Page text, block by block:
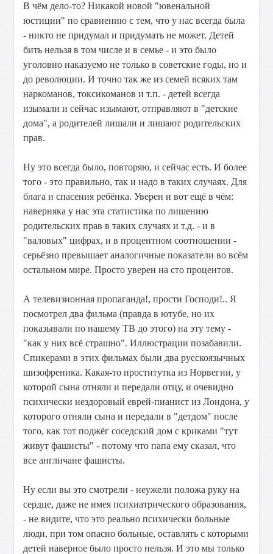
В чём дело-то? Никакой новой "ювенальной
юстиции" по сравнению с тем, что у нас всегда была
- никто не придумал и придумать не может. Детей
бить нельзя в том числе и в семье - и это было
уголовно наказуемо не только в советские годы, но и
до революции. И точно так же из семей всяких там
наркоманов, токсикоманов и т.п. - детей всегда
изымали и сейчас изымают, отправляют в "детские
дома", а родителей лишали и лишают родительских
прав.
Ну это всегда было, повторяю, и сейчас есть. И более
того - это правильно, так и надо в таких случаях. Для
блага и спасения ребёнка. Уверен и вот ещё в чём:
наверняка у нас эта статистика по лишению
родительских прав в таких случаях и т.д. - и в
"валовых" цифрах, и в процентном соотношении -
серьёзно превышает аналогичные показатели во всём
остальном мире. Просто уверен на сто процентов.
А телевизионная пропаганда!, прости Господи!.. Я
посмотрел два фильма (правда в ютубе, но их
показывали по нашему ТВ до этого) на эту тему -
"как у них всё страшно". Иллюстрации позабавили.
Спикерами в этих фильмах были два русскоязычных
шизофреника. Какая-то проститутка из Норвегии, у
которой сына отняли и передали отцу, и очевидно
психически нездоровый еврей-пианист из Лондона, у
которого отняли сына и передали в "детдом" после
того, как тот поджёг соседский дом с криками "тут
живут фашисты" - потому что папа ему сказал, что
все англичане фашисты.
Ну если вы это смотрели - неужели положа руку на
сердце, даже не имея психиатрического образования,
- не видите, что это реально психически больные
люди, при том опасно больные, оставлять с которыми
детей наверное было просто нельзя. И это мы только